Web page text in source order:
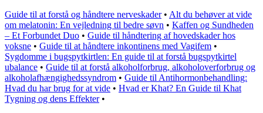
Guide til at forstå og håndtere nerveskader• Alt du behøver at vide
om melatonin: En vejledning til bedre søvn • Kaffen og Sundheden
– Et Forbundet Duo • Guide til håndtering af hovedskader hos
voksne • Guide til at håndtere inkontinens med Vagifem •
Sygdomme i bugspytkirtlen: En guide til at forstå bugspytkirtel
ubalance • Guide til at forstå alkoholforbrug, alkoholoverforbrug og
alkoholafhængighedssyndrom • Guide til Antihormonbehandling:
Hvad du har brug for at vide • Hvad er Khat? En Guide til Khat
Tygning og dens Effekter•